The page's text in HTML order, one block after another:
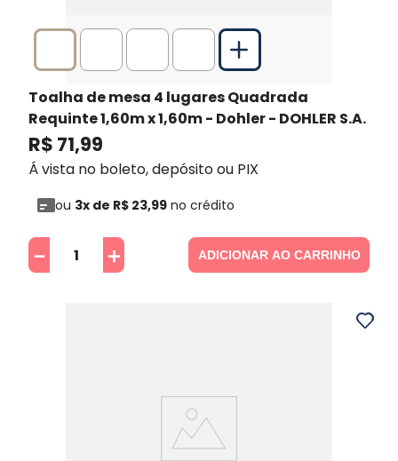
Toalha de mesa 4 lugares Quadrada
Requinte 1,60m x 1,60m - Dohler- DOHLER S.A.
R$ 71,99
Á vista no boleto, depósito ou PIX
ou 3x de R$ 23,99 no crédito
＋
－ ADICIONAR AO CARRINHO